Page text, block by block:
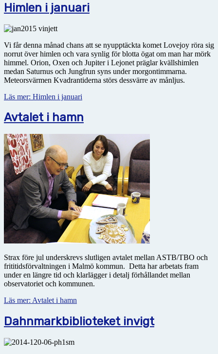
Himlen i januari
Vi får denna månad chans att se nyupptäckta komet Lovejoy röra sig
norrut över himlen och vara synlig för blotta ögat om man har mörk
himmel. Orion, Oxen och Jupiter i Lejonet präglar kvällshimlen
medan Saturnus och Jungfrun syns under morgontimmarna.
Meteorsvärmen Kvadrantiderna störs dessvärre av månljus.
Läs mer: Himlen i januari
Avtalet i hamn
Strax före jul underskrevs slutligen avtalet mellan ASTB/TBO och
frititidsförvaltningen i Malmö kommun. Detta har arbetats fram
under en längre tid och klarlägger i detalj förhållandet mellan
observatoriet och kommunen.
Läs mer: Avtalet i hamn
Dahnmarkbiblioteket invigt